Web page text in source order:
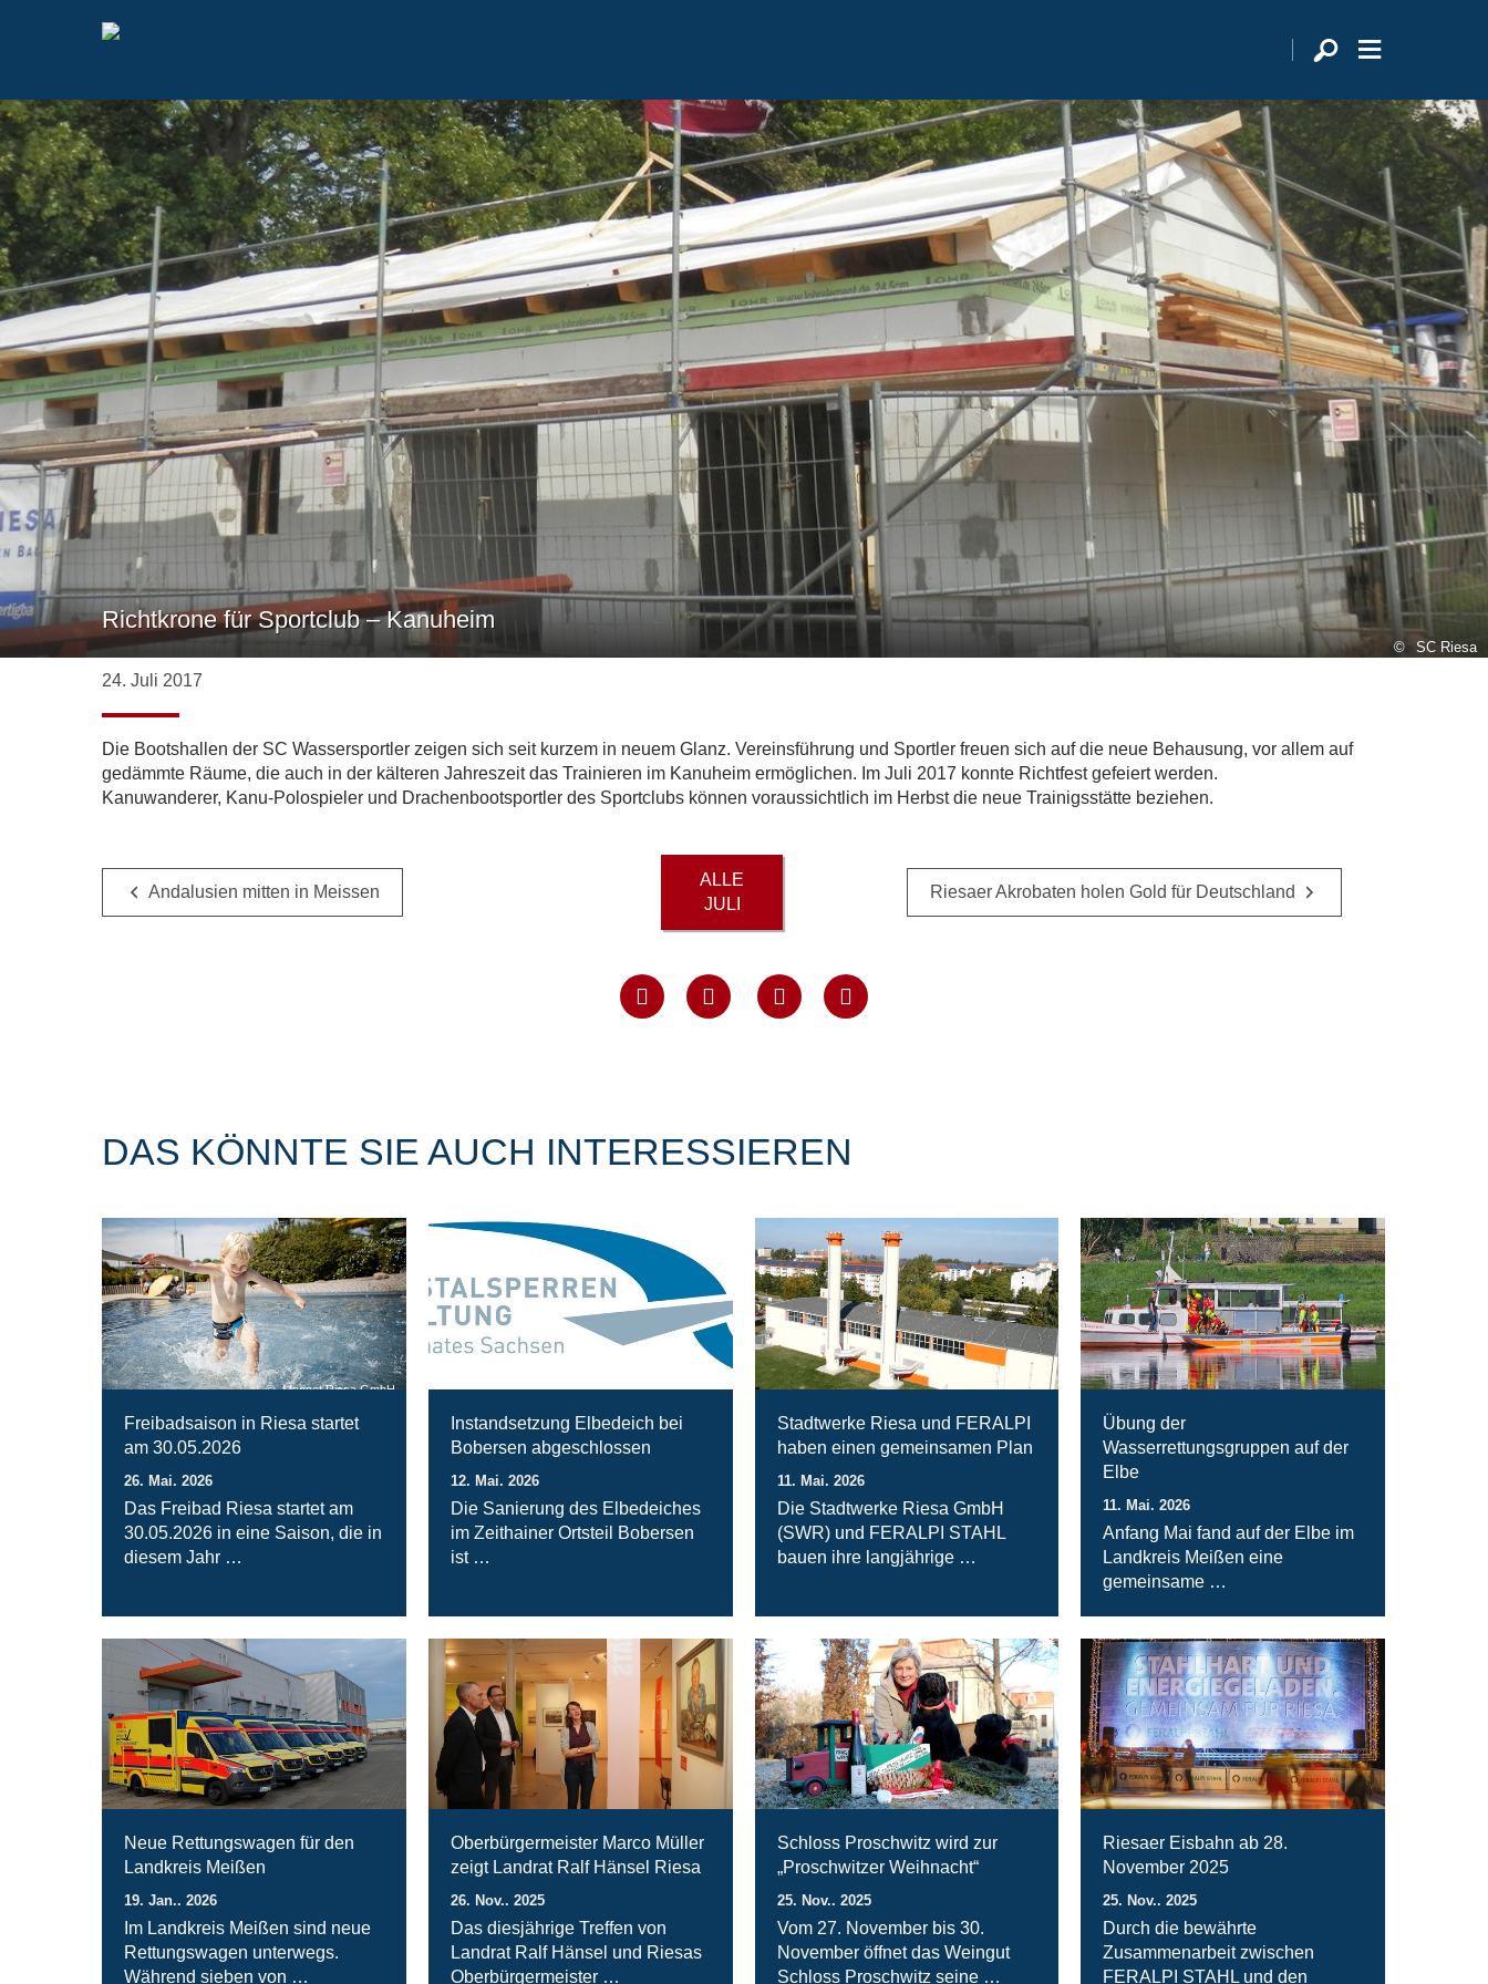
SC Riesa
Richtkrone für Sportclub – Kanuheim
24. Juli 2017
Die Bootshallen der SC Wassersportler zeigen sich seit kurzem in neuem Glanz. Vereinsführung und Sportler freuen sich auf die neue Behausung, vor allem auf
gedämmte Räume, die auch in der kälteren Jahreszeit das Trainieren im Kanuheim ermöglichen. Im Juli 2017 konnte Richtfest gefeiert werden.
Kanuwanderer, Kanu-Polospieler und Drachenbootsportler des Sportclubs können voraussichtlich im Herbst die neue Trainigsstätte beziehen.
Andalusien mitten in Meissen
ALLE
JULI
Riesaer Akrobaten holen Gold für Deutschland
DAS KÖNNTE SIE AUCH INTERESSIEREN
Magnet Riesa GmbH
Freibadsaison in Riesa startet
am 30.05.2026
26. Mai. 2026
Das Freibad Riesa startet am
30.05.2026 in eine Saison, die in
diesem Jahr …
Instandsetzung Elbedeich bei
Bobersen abgeschlossen
12. Mai. 2026
Die Sanierung des Elbedeiches
im Zeithainer Ortsteil Bobersen
ist …
Stadtwerke Riesa und FERALPI
haben einen gemeinsamen Plan
11. Mai. 2026
Die Stadtwerke Riesa GmbH
(SWR) und FERALPI STAHL
bauen ihre langjährige …
Übung der
Wasserrettungsgruppen auf der
Elbe
11. Mai. 2026
Anfang Mai fand auf der Elbe im
Landkreis Meißen eine
gemeinsame …
Neue Rettungswagen für den
Landkreis Meißen
19. Jan.. 2026
Im Landkreis Meißen sind neue
Rettungswagen unterwegs.
Während sieben von …
Oberbürgermeister Marco Müller
zeigt Landrat Ralf Hänsel Riesa
26. Nov.. 2025
Das diesjährige Treffen von
Landrat Ralf Hänsel und Riesas
Oberbürgermeister …
Schloss Proschwitz wird zur
„Proschwitzer Weihnacht“
25. Nov.. 2025
Vom 27. November bis 30.
November öffnet das Weingut
Schloss Proschwitz seine …
Riesaer Eisbahn ab 28.
November 2025
25. Nov.. 2025
Durch die bewährte
Zusammenarbeit zwischen
FERALPI STAHL und den